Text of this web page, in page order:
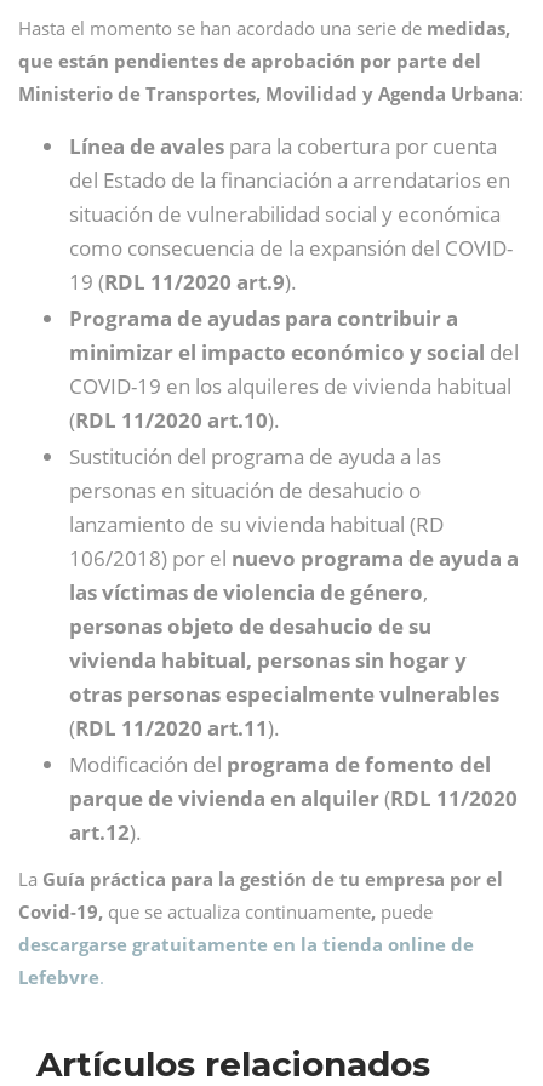
Hasta el momento se han acordado una serie de medidas,
que están pendientes de aprobación por parte del
Ministerio de Transportes, Movilidad y Agenda Urbana:
Línea de avales para la cobertura por cuenta
del Estado de la financiación a arrendatarios en
situación de vulnerabilidad social y económica
como consecuencia de la expansión del COVID-
19 (RDL 11/2020 art.9).
Programa de ayudas para contribuir a
minimizar el impacto económico y social del
COVID-19 en los alquileres de vivienda habitual
(RDL 11/2020 art.10).
Sustitución del programa de ayuda a las
personas en situación de desahucio o
lanzamiento de su vivienda habitual (RD
106/2018) por el nuevo programa de ayuda a
las víctimas de violencia de género,
personas objeto de desahucio de su
vivienda habitual, personas sin hogar y
otras personas especialmente vulnerables
(RDL 11/2020 art.11).
Modificación del programa de fomento del
parque de vivienda en alquiler(RDL 11/2020
art.12).
La Guía práctica para la gestión de tu empresa por el
Covid-19, que se actualiza continuamente, puede
descargarse gratuitamente en la tienda online de
Lefebvre.
Artículos relacionados